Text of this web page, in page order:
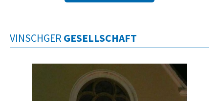
VINSCHGER GESELLSCHAFT